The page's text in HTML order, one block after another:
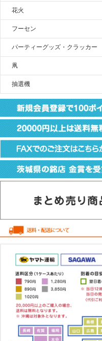
花火
フーセン
パーティーグッズ・クラッカー
凧
抽選機